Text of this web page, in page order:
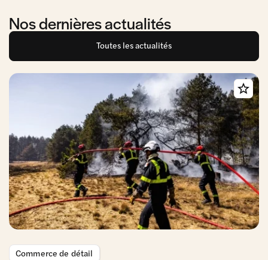
Nos dernières actualités
Toutes les actualités
Commerce de détail